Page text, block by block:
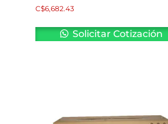
C$6,682.43
Solicitar Cotización